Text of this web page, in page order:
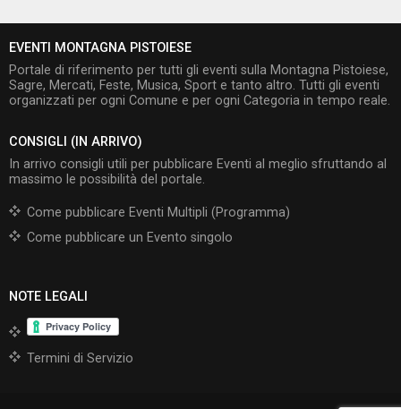
EVENTI MONTAGNA PISTOIESE
Portale di riferimento per tutti gli eventi sulla Montagna Pistoiese,
Sagre, Mercati, Feste, Musica, Sport e tanto altro. Tutti gli eventi
organizzati per ogni Comune e per ogni Categoria in tempo reale.
CONSIGLI (IN ARRIVO)
In arrivo consigli utili per pubblicare Eventi al meglio sfruttando al
massimo le possibilità del portale.
Come pubblicare Eventi Multipli (Programma)
Come pubblicare un Evento singolo
NOTE LEGALI
Termini di Servizio